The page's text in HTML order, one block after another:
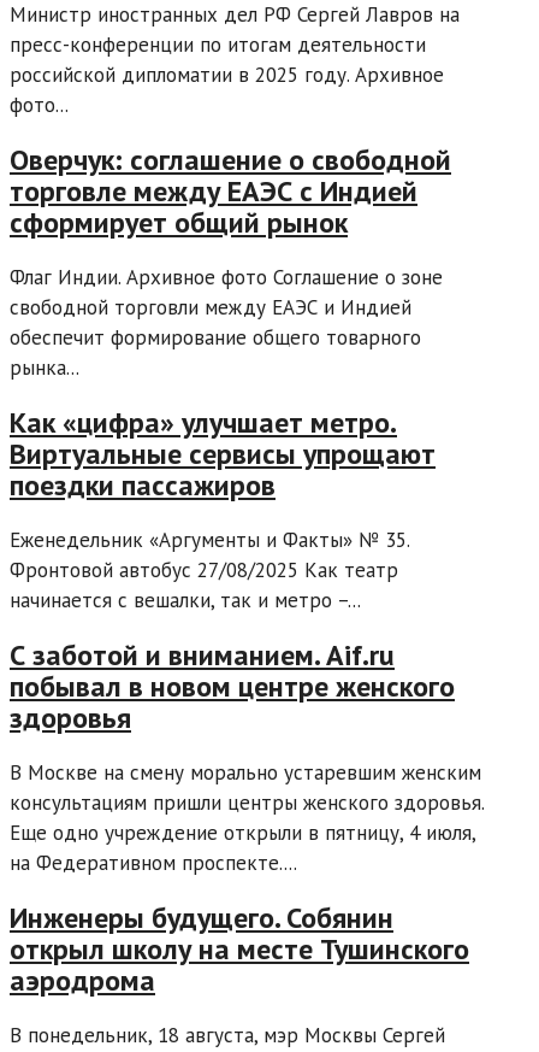
Министр иностранных дел РФ Сергей Лавров на
пресс-конференции по итогам деятельности
российской дипломатии в 2025 году. Архивное
фото...
Оверчук: соглашение о свободной
торговле между ЕАЭС с Индией
сформирует общий рынок
Флаг Индии. Архивное фото Соглашение о зоне
свободной торговли между ЕАЭС и Индией
обеспечит формирование общего товарного
рынка...
Как «цифра» улучшает метро.
Виртуальные сервисы упрощают
поездки пассажиров
Еженедельник «Аргументы и Факты» № 35.
Фронтовой автобус 27/08/2025 Как театр
начинается с вешалки, так и метро –...
С заботой и вниманием. Aif.ru
побывал в новом центре женского
здоровья
В Москве на смену морально устаревшим женским
консультациям пришли центры женского здоровья.
Еще одно учреждение открыли в пятницу, 4 июля,
на Федеративном проспекте....
Инженеры будущего. Собянин
открыл школу на месте Тушинского
аэродрома
В понедельник, 18 августа, мэр Москвы Сергей